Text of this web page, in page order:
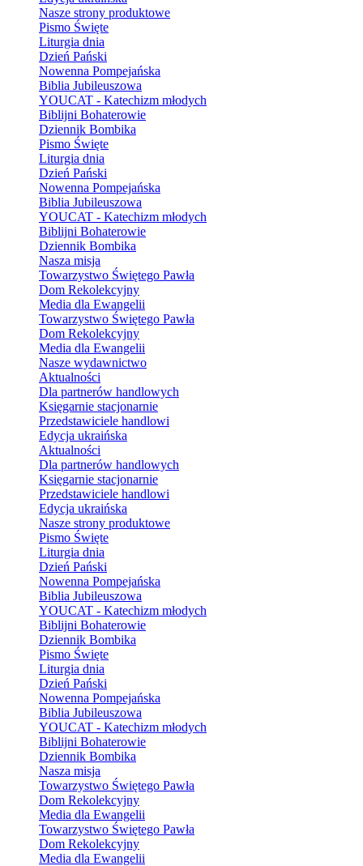
Nasze strony produktowe
Pismo Święte
Liturgia dnia
Dzień Pański
Nowenna Pompejańska
Biblia Jubileuszowa
YOUCAT - Katechizm młodych
Biblijni Bohaterowie
Dziennik Bombika
Pismo Święte
Liturgia dnia
Dzień Pański
Nowenna Pompejańska
Biblia Jubileuszowa
YOUCAT - Katechizm młodych
Biblijni Bohaterowie
Dziennik Bombika
Nasza misja
Towarzystwo Świętego Pawła
Dom Rekolekcyjny
Media dla Ewangelii
Towarzystwo Świętego Pawła
Dom Rekolekcyjny
Media dla Ewangelii
Nasze wydawnictwo
Aktualności
Dla partnerów handlowych
Księgarnie stacjonarnie
Przedstawiciele handlowi
Edycja ukraińska
Aktualności
Dla partnerów handlowych
Księgarnie stacjonarnie
Przedstawiciele handlowi
Edycja ukraińska
Nasze strony produktowe
Pismo Święte
Liturgia dnia
Dzień Pański
Nowenna Pompejańska
Biblia Jubileuszowa
YOUCAT - Katechizm młodych
Biblijni Bohaterowie
Dziennik Bombika
Pismo Święte
Liturgia dnia
Dzień Pański
Nowenna Pompejańska
Biblia Jubileuszowa
YOUCAT - Katechizm młodych
Biblijni Bohaterowie
Dziennik Bombika
Nasza misja
Towarzystwo Świętego Pawła
Dom Rekolekcyjny
Media dla Ewangelii
Towarzystwo Świętego Pawła
Dom Rekolekcyjny
Media dla Ewangelii